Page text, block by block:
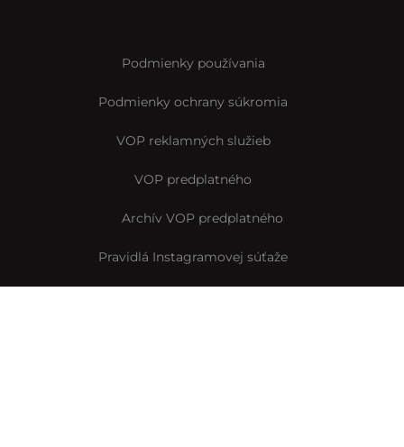
Podmienky používania
Podmienky ochrany súkromia
VOP reklamných služieb
VOP predplatného
Archív VOP predplatného
Pravidlá Instagramovej súťaže